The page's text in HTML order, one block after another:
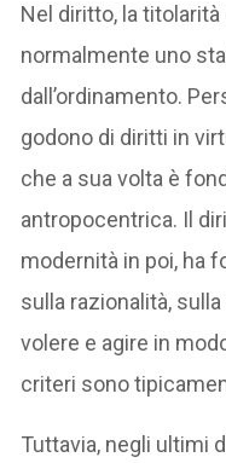
Nel diritto, la
normalmente uno
dall’ordinamento.
godono di diritti in
che a sua volta è
antropocentrica. Il
modernità in poi, ha
sulla razionalità,
volere e agire in
criteri sono
Tuttavia, negli ultimi